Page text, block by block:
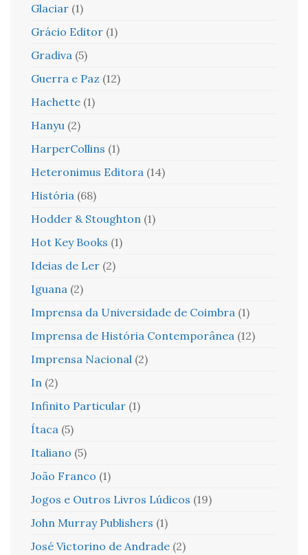
Glaciar (1)
Grácio Editor (1)
Gradiva (5)
Guerra e Paz (12)
Hachette (1)
Hanyu (2)
HarperCollins (1)
Heteronimus Editora (14)
História (68)
Hodder & Stoughton (1)
Hot Key Books (1)
Ideias de Ler (2)
Iguana (2)
Imprensa da Universidade de Coimbra (1)
Imprensa de História Contemporânea (12)
Imprensa Nacional (2)
In (2)
Infinito Particular (1)
Ítaca (5)
Italiano (5)
João Franco (1)
Jogos e Outros Livros Lúdicos (19)
John Murray Publishers (1)
José Victorino de Andrade (2)